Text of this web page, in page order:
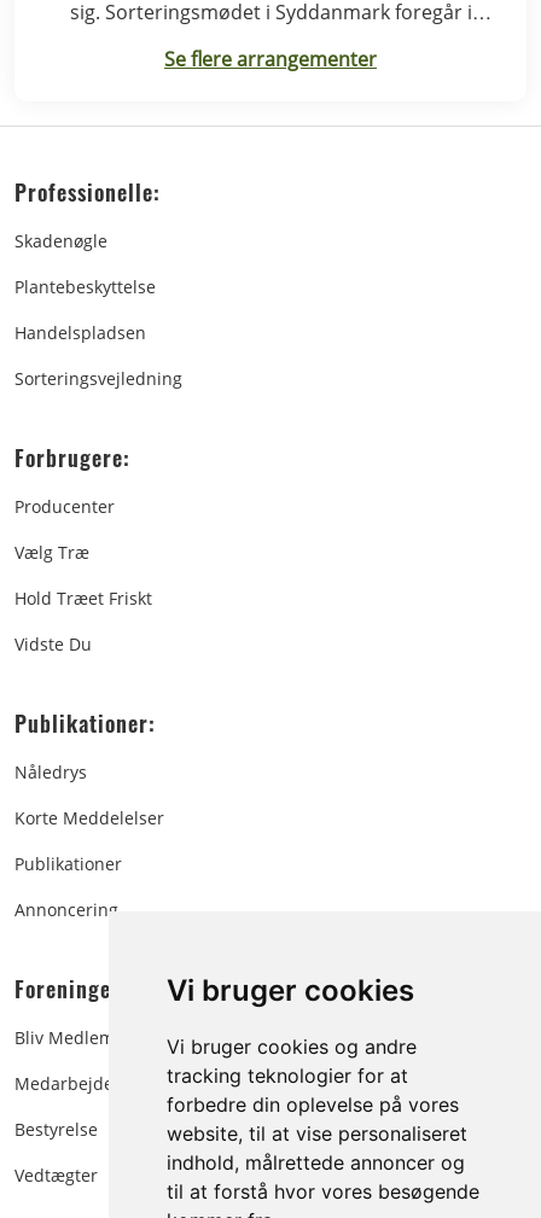
Vi bruger cookies
Vi bruger cookies og andre
tracking teknologier for at
forbedre din oplevelse på vores
website, til at vise personaliseret
indhold, målrettede annoncer og
til at forstå hvor vores besøgende
sig. Sorteringsmødet i Syddanmark foregår i
Se flere arrangementer
Professionelle:
Skadenøgle
Plantebeskyttelse
Handelspladsen
Sorteringsvejledning
Forbrugere:
Producenter
Vælg Træ
Hold Træet Friskt
Vidste Du
Publikationer:
Nåledrys
Korte Meddelelser
Publikationer
Annoncering
Foreningen:
Bliv Medlem
Medarbejdere
Bestyrelse
Vedtægter